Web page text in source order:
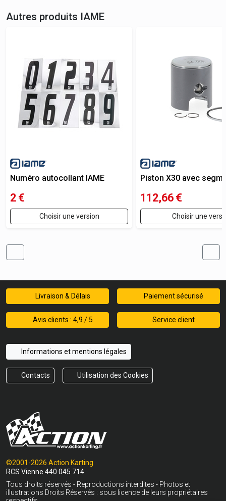
Autres produits IAME
Numéro autocollant IAME
2 €
Choisir une version
Piston X30 avec
112,66 €
Choisir une
Livraison & Délais Paiement sécurisé
Avis clients : 4,9 / 5 Service client
Informations et mentions légales
Contacts Utilisation des Cookies
©2001-2026 Action Karting
RCS Vienne 440 045 714
Tous droits réservés - Reproductions interdites - Photos et
illustrations Droits Réservés : sous licence de leurs propriétaires